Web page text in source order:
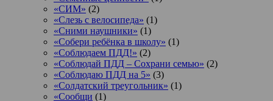
«СИМ» (2)
«Слезь с велосипеда» (1)
«Сними наушники» (1)
«Собери ребёнка в школу» (1)
«Соблюдаем ПДД!» (2)
«Соблюдай ПДД – Сохрани семью» (2)
«Соблюдаю ПДД на 5» (3)
«Солдатский треугольник» (1)
«Сообщи (1)